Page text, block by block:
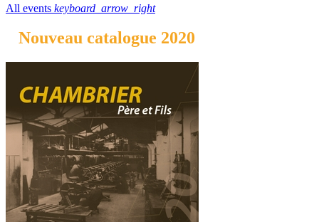
All events keyboard_arrow_right
Nouveau catalogue 2020